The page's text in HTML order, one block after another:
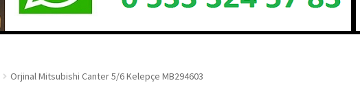
Orjinal Mitsubishi Canter 5/6 Kelepçe MB294603